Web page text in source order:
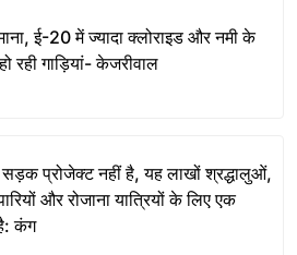
ई-20 में ज्यादा क्लोराइड और नमी के
रही गाड़ियां- केजरीवाल
प्रोजेक्ट नहीं है, यह लाखों श्रद्धालुओं,
और रोजाना यात्रियों के लिए एक
कंग